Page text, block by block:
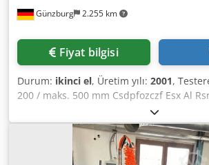
Günzburg 2.255 km
Fiyat bilgisi
Durum: ikinci el, Üretim yılı: 2001,
200 / maks. 500 mm Csdpfozczf Esx Al